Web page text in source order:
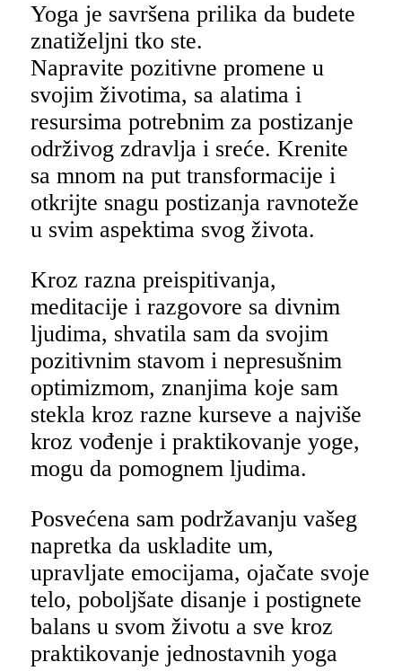
Yoga je savršena prilika da budete
znatiželjni tko ste.
Napravite pozitivne promene u
svojim životima, sa alatima i
resursima potrebnim za postizanje
održivog zdravlja i sreće. Krenite
sa mnom na put transformacije i
otkrijte snagu postizanja ravnoteže
u svim aspektima svog života.
Kroz razna preispitivanja,
meditacije i razgovore sa divnim
ljudima, shvatila sam da svojim
pozitivnim stavom i nepresušnim
optimizmom, znanjima koje sam
stekla kroz razne kurseve a najviše
kroz vođenje i praktikovanje yoge,
mogu da pomognem ljudima.
Posvećena sam podržavanju vašeg
napretka da uskladite um,
upravljate emocijama, ojačate svoje
telo, poboljšate disanje i postignete
balans u svom životu a sve kroz
praktikovanje jednostavnih yoga